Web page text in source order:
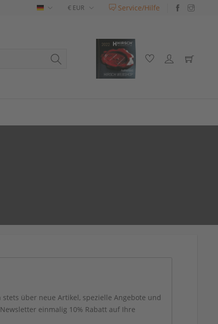
Deutsch Service/Hilfe
über neue Artikel, spezielle Angebote und
einmalig 10% Rabatt auf Ihre